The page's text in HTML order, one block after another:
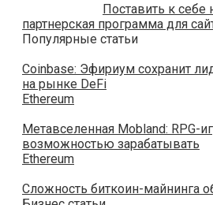
Поставить к себе
партнерская программа для
Популярные статьи
Coinbase: Эфириум сохранит
на рынке DeFi
Ethereum
Метавселенная Mobland: RPG-
возможностью зарабатывать
Ethereum
Сложность биткоин-майнинга